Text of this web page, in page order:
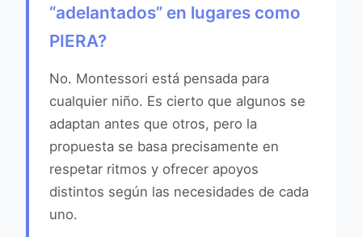
“adelantados” en lugares como
PIERA?
No. Montessori está pensada para
cualquier niño. Es cierto que algunos se
adaptan antes que otros, pero la
propuesta se basa precisamente en
respetar ritmos y ofrecer apoyos
distintos según las necesidades de cada
uno.